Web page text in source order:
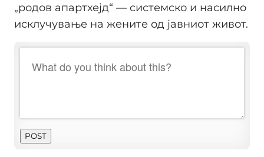
„родов апартхејд“ — системско и насилно
исклучување на жените од јавниот живот.
POST